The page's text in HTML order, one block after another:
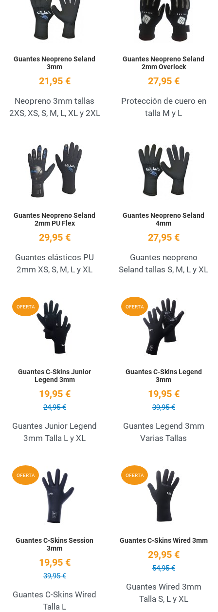
Quick View
Guantes Neopreno Seland
3mm
21,95 €
Neopreno 3mm tallas
2XS, XS, S, M, L, XL y 2XL
Guantes Neopreno Seland
2mm Overlock
27,95 €
Protección de cuero en
talla M y L
Add to Wishlist
Quick View
Guantes Neopreno Seland
2mm PU Flex
29,95 €
Guantes elásticos PU
2mm XS, S, M, L y XL
Guantes Neopreno Seland
4mm
27,95 €
Guantes neopreno
Seland tallas S, M, L y XL
OFERTA Add to Wishlist
Quick View
Guantes C-Skins Junior
Legend 3mm
19,95 €
24,95 €
Guantes Junior Legend
3mm Talla L y XL
OFERTA
Guantes C-Skins Legend
3mm
19,95 €
39,95 €
Guantes Legend 3mm
Varias Tallas
OFERTA Add to Wishlist
Guantes C-Skins Session
3mm
19,95 €
39,95 €
Guantes C-Skins Wired
Talla L
OFERTA
Guantes C-Skins Wired 3mm
29,95 €
54,95 €
Guantes Wired 3mm
Talla S, L y XL